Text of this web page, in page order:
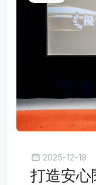
2025-12-18
打造安心